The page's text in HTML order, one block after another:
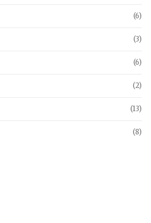
(6)
(3)
(6)
(2)
(13)
(8)